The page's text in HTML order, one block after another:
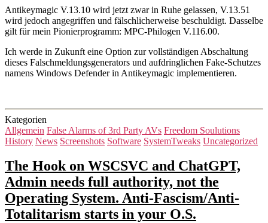
Antikeymagic V.13.10 wird jetzt zwar in Ruhe gelassen, V.13.51
wird jedoch angegriffen und fälschlicherweise beschuldigt. Dasselbe
gilt für mein Pionierprogramm: MPC-Philogen V.116.00.
Ich werde in Zukunft eine Option zur vollständigen Abschaltung
dieses Falschmeldungsgenerators und aufdringlichen Fake-Schutzes
namens Windows Defender in Antikeymagic implementieren.
Kategorien
Allgemein False Alarms of 3rd Party AVs Freedom Soulutions
History News Screenshots Software SystemTweaks Uncategorized
The Hook on WSCSVC and ChatGPT,
Admin needs full authority, not the
Operating System. Anti-Fascism/Anti-
Totalitarism starts in your O.S.